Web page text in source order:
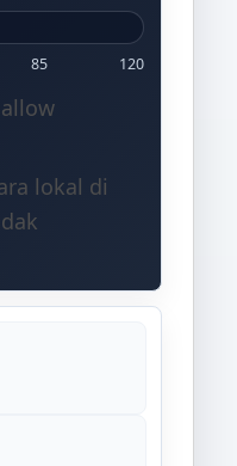
85 120
lokal di